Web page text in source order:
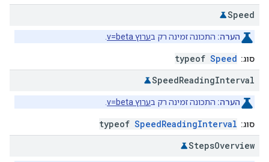
Speed
הערה: התכונה זמינה רק בערוץ v=beta .
סוג: typeof Speed
SpeedReadingInterval
הערה: התכונה זמינה רק בערוץ v=beta .
סוג: typeof SpeedReadingInterval
StepsOverview